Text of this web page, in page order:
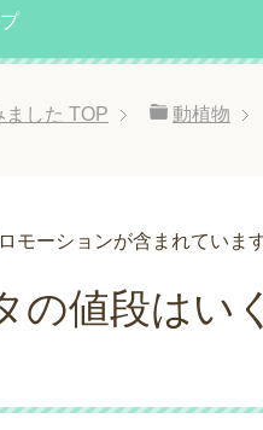
した TOP 動植物
モーションが含まれていま
の値段はい